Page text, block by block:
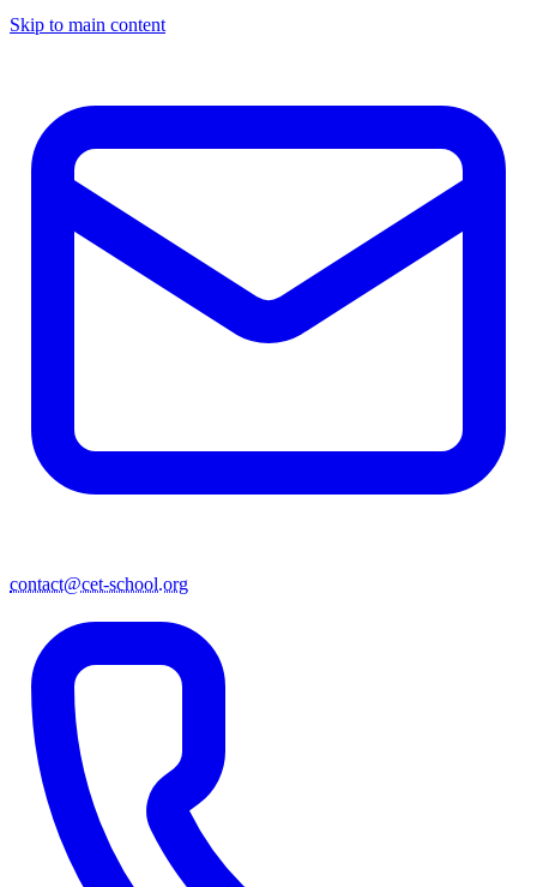
Skip to main content
contact@cet-school.org